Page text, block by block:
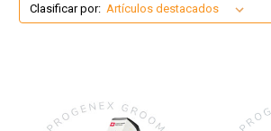
Clasificar por: